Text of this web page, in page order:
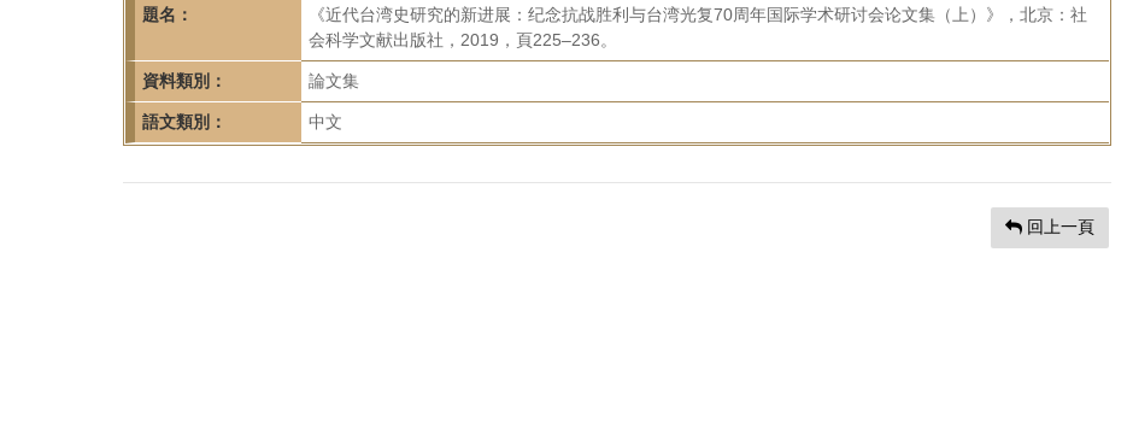
題名：
《近代台湾史研究的新进展：纪念抗战胜利与台湾光复70周年国际学术研讨会论文集（上）》，北京：社
会科学文献出版社，2019，頁225–236。
資料類別： 論文集
語文類別： 中文
回上一頁